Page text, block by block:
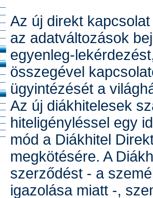
Az új direkt
az adatváltozások
egyenleg-
összegével
ügyintézését a
Az új diákhitelesek
hiteligényléssel egy
mód a Diákhitel
megkötésére. A
szerződést - a
igazolása miatt -,